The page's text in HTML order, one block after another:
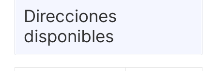
Direcciones
disponibles